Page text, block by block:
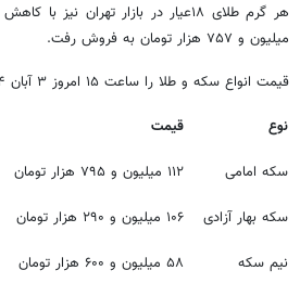
میلیون و ۷۵۷ هزار تومان به فروش رفت.
قیمت انواع سکه و طلا را ساعت ۱۵ امروز ۳ آبان ۱۴۰۴ را مشاهده می کنید.
نوع قیمت
سکه امامی ۱۱۲ میلیون و ۷۹۵ هزار تومان
سکه بهار آزادی ۱۰۶ میلیون و ۲۹۰ هزار تومان
نیم سکه ۵۸ میلیون و ۶۰۰ هزار تومان